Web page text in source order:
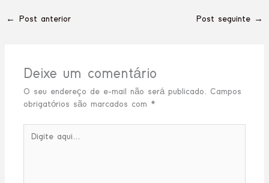
← Post anterior Post seguinte →
Deixe um comentário
O seu endereço de e-mail não será publicado.
Campos
obrigatórios são marcados com *
aqui...